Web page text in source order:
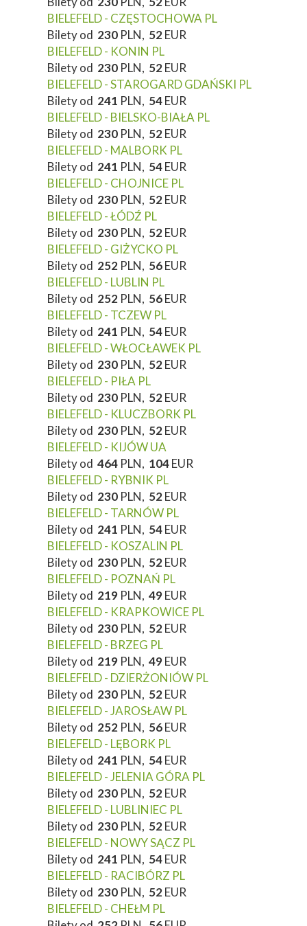
BIELEFELD - CZĘSTOCHOWA PL
Bilety od 230 PLN, 52EUR
BIELEFELD - KONIN PL
Bilety od 230 PLN, 52EUR
BIELEFELD - STAROGARD GDAŃSKI PL
Bilety od 241 PLN, 54EUR
BIELEFELD - BIELSKO-BIAŁA PL
Bilety od 230 PLN, 52EUR
BIELEFELD - MALBORK PL
Bilety od 241 PLN, 54EUR
BIELEFELD - CHOJNICE PL
Bilety od 230 PLN, 52EUR
BIELEFELD - ŁÓDŹ PL
Bilety od 230 PLN, 52EUR
BIELEFELD - GIŻYCKO PL
Bilety od 252 PLN, 56EUR
BIELEFELD - LUBLIN PL
Bilety od 252 PLN, 56EUR
BIELEFELD - TCZEW PL
Bilety od 241 PLN, 54EUR
BIELEFELD - WŁOCŁAWEK PL
Bilety od 230 PLN, 52EUR
BIELEFELD - PIŁA PL
Bilety od 230 PLN, 52EUR
BIELEFELD - KLUCZBORK PL
Bilety od 230 PLN, 52EUR
BIELEFELD - KIJÓW UA
Bilety od 464 PLN, 104EUR
BIELEFELD - RYBNIK PL
Bilety od 230 PLN, 52EUR
BIELEFELD - TARNÓW PL
Bilety od 241 PLN, 54EUR
BIELEFELD - KOSZALIN PL
Bilety od 230 PLN, 52EUR
BIELEFELD - POZNAŃ PL
Bilety od 219 PLN, 49EUR
BIELEFELD - KRAPKOWICE PL
Bilety od 230 PLN, 52EUR
BIELEFELD - BRZEG PL
Bilety od 219 PLN, 49EUR
BIELEFELD - DZIERŻONIÓW PL
Bilety od 230 PLN, 52EUR
BIELEFELD - JAROSŁAW PL
Bilety od 252 PLN, 56EUR
BIELEFELD - LĘBORK PL
Bilety od 241 PLN, 54EUR
BIELEFELD - JELENIA GÓRA PL
Bilety od 230 PLN, 52EUR
BIELEFELD - LUBLINIEC PL
Bilety od 230 PLN, 52EUR
BIELEFELD - NOWY SĄCZ PL
Bilety od 241 PLN, 54EUR
BIELEFELD - RACIBÓRZ PL
Bilety od 230 PLN, 52EUR
BIELEFELD - CHEŁM PL